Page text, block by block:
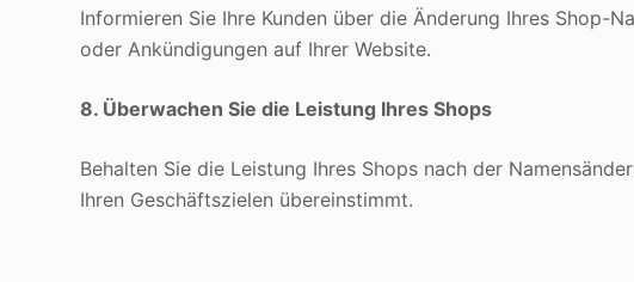
Informieren Sie Ihre Kunden über die Änderung Ihres Shop-
oder Ankündigungen auf Ihrer Website.
8. Überwachen Sie die Leistung Ihres Shops
Behalten Sie die Leistung Ihres Shops nach der
Ihren Geschäftszielen übereinstimmt.